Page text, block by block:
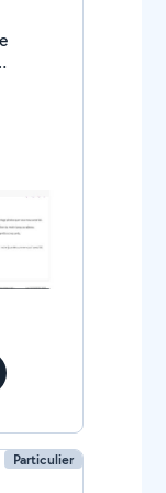
Particulier